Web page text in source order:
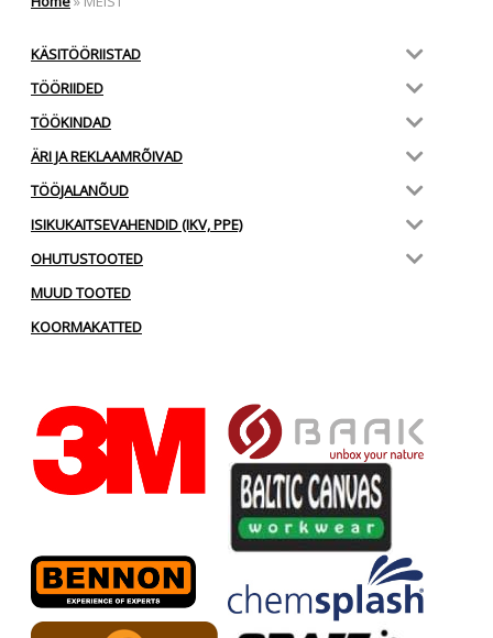
KÄSITÖÖRIISTAD
TÖÖRIIDED
TÖÖKINDAD
ÄRI JA REKLAAMRÕIVAD
TÖÖJALANÕUD
ISIKUKAITSEVAHENDID (IKV, PPE)
OHUTUSTOOTED
MUUD TOOTED
KOORMAKATTED